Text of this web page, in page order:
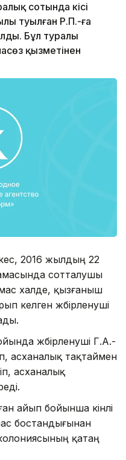
сотында кісі
туылған Р.П.-ға
Бұл туралы
қызметінен
2016 жылдың 22
сотталушы
мас халде, қызғаныш
келген жәбірленуші
жәбірленуші Г.А.-
асханалық тақтаймен
асханалық
айып бойынша кінәлі
бостандығынан
қатаң